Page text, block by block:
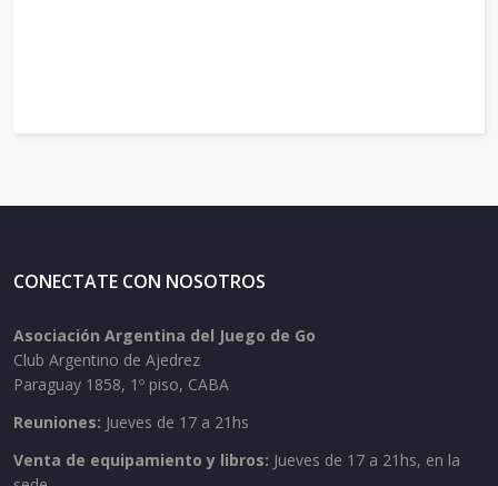
CONECTATE CON NOSOTROS
Asociación Argentina del Juego de Go
Club Argentino de Ajedrez
Paraguay 1858, 1º piso, CABA
Reuniones: Jueves de 17 a 21hs
Venta de equipamiento y libros: Jueves de 17 a 21hs, en la